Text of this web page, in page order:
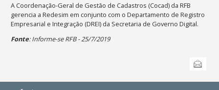
A Coordenação-Geral de Gestão de Cadastros (Cocad) da RFB
gerencia a Redesim em conjunto com o Departamento de Registro
Empresarial e Integração (DREI) da Secretaria de Governo Digital.
Fonte: Informe-se RFB - 25/7/2019